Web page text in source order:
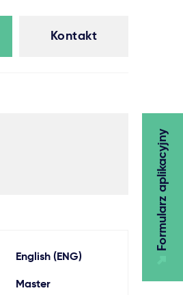
Kontakt
Formularz aplikacyjny
English (ENG)
Master